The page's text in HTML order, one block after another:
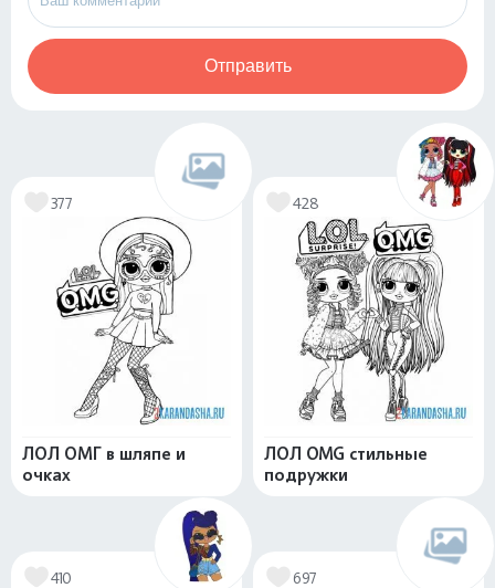
Отправить
377
ЛОЛ ОМГ в шляпе и
очках
428
ЛОЛ OMG стильные
подружки
410 697